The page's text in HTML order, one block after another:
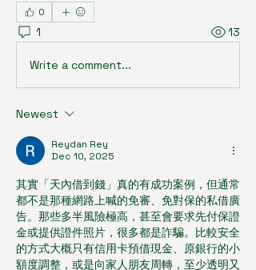
0
1 13
Write a comment...
Newest
Reydan Rey
Dec 10, 2025
其實「天內借到錢」真的有成功案例，但通常
都不是那種網路上喊的免審、免對保的私借廣
告。那些多半風險極高，甚至會要求先付保證
金或提供證件照片，很多都是詐騙。比較安全
的方式大概只有信用卡預借現金、原銀行的小
額度調整，或是向家人朋友周轉，至少透明又